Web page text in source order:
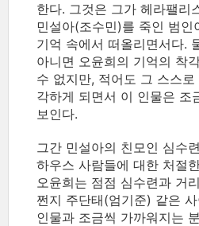
한다. 그것은 그가 헤라팰리
민설아(조수민)를 죽인 범인
기억 속에서 떠올리면서다.
아니면 오윤희의 기억의 착
수 없지만, 적어도 그 스스
각하게 되면서 이 인물은 조
보인다.
그간 민설아의 친모인 심수
하우스 사람들에 대한 처절
오윤희는 점점 심수련과 거
쩐지 주단태(엄기준) 같은
인물과 조금씩 가까워지는